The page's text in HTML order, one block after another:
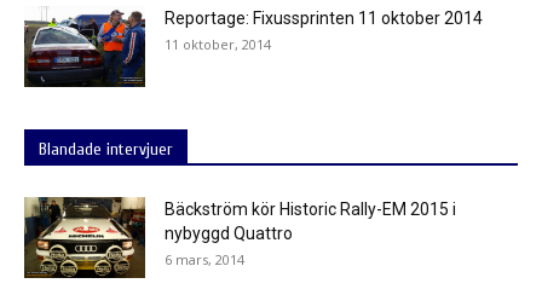
Reportage: Fixussprinten 11 oktober 2014
11 oktober, 2014
Blandade intervjuer
Bäckström kör Historic Rally-EM 2015 i
nybyggd Quattro
6 mars, 2014